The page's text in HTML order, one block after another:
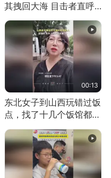
其拽回大海 目击者直呼
震惊 （视频来源：参考
消息）
00:13
东北女子到山西玩错过饭
点，找了十几个饭馆都没
开门：午休到几点